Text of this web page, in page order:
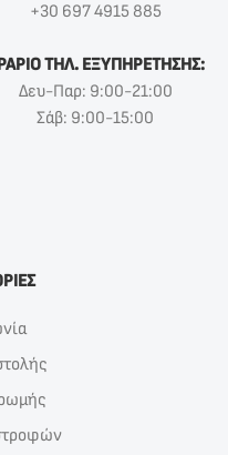
+30 697 4915 885
ΤΗΛ. ΕΞΥΠΗΡΕΤΗΣΗΣ:
Δευ-Παρ: 9:00-21:00
Σάβ: 9:00-15:00